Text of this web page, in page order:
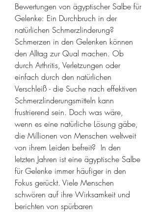
Bewertungen von ägyptischer Salbe für
Gelenke: Ein Durchbruch in der
natürlichen Schmerzlinderung?
Schmerzen in den Gelenken können
den Alltag zur Qual machen. Ob
durch Arthritis, Verletzungen oder
einfach durch den natürlichen
Verschleiß - die Suche nach effektiven
Schmerzlinderungsmitteln kann
frustrierend sein. Doch was wäre,
wenn es eine natürliche Lösung gäbe,
die Millionen von Menschen weltweit
von ihrem Leiden befreit?  In den
letzten Jahren ist eine ägyptische Salbe
für Gelenke immer häufiger in den
Fokus gerückt. Viele Menschen
schwören auf ihre Wirksamkeit und
berichten von spürbaren